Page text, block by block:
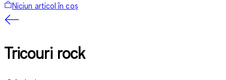
Niciun articol în coș
Tricouri rock